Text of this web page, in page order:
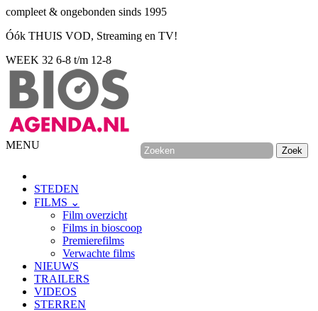
compleet & ongebonden sinds 1995
Óók THUIS VOD, Streaming en TV!
WEEK 32 6-8 t/m 12-8
MENU
STEDEN
FILMS ⌄
Film overzicht
Films in bioscoop
Premierefilms
Verwachte films
NIEUWS
TRAILERS
VIDEOS
STERREN